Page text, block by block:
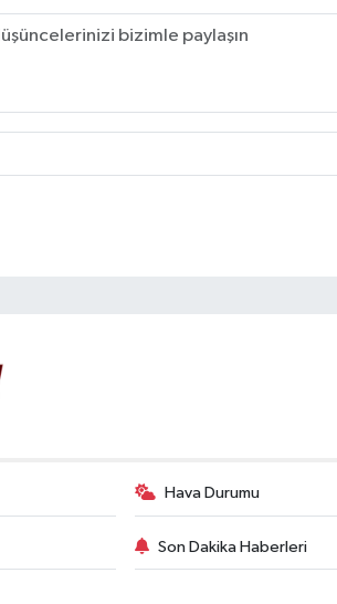
Hava Durumu
Son Dakika Haberleri